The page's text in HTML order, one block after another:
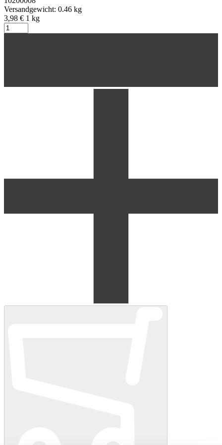
Versandgewicht: 0.46 kg
3,98 € 1 kg